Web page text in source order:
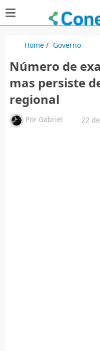
Home/ Governo
Número de
mas persiste
regional
Por Gabriel 22